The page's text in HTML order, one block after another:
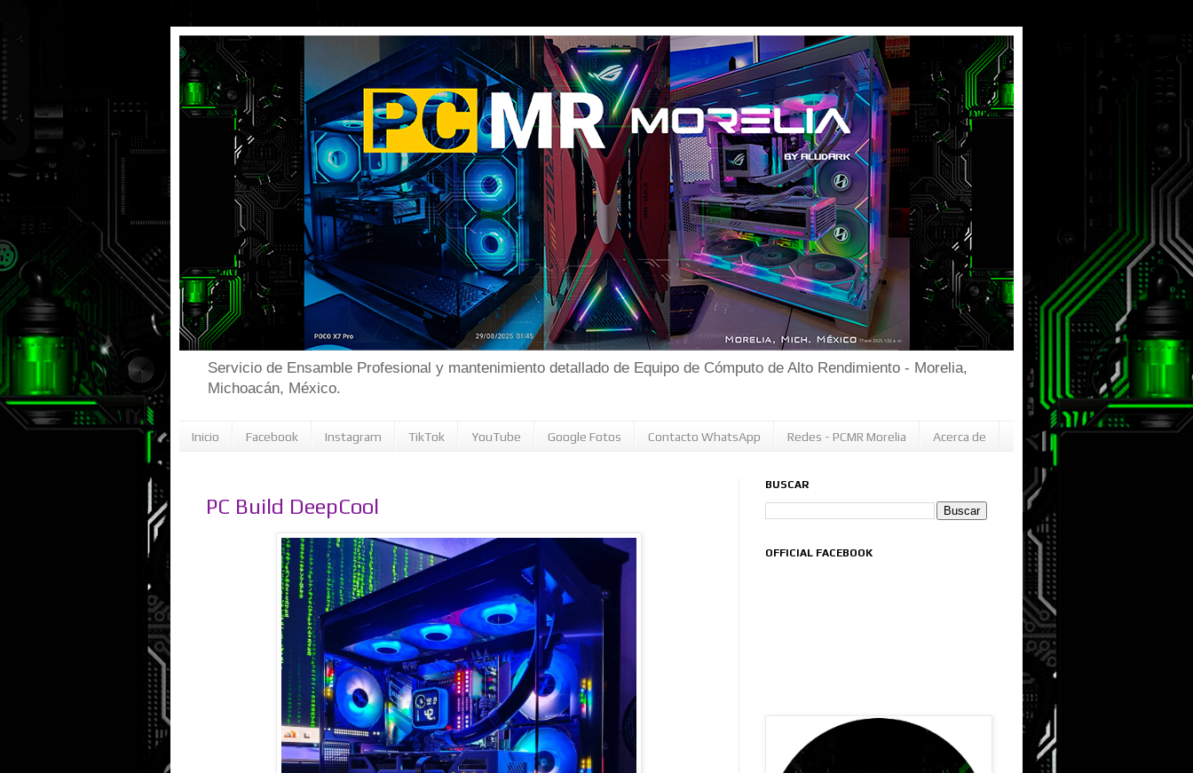
Servicio de Ensamble Profesional y mantenimiento detallado de Equipo de Cómputo de Alto Rendimiento - Morelia,
Michoacán, México.
Inicio Facebook Instagram TikTok YouTube Google Fotos Contacto WhatsApp Redes - PCMR Morelia Acerca de
PC Build DeepCool
BUSCAR
OFFICIAL FACEBOOK